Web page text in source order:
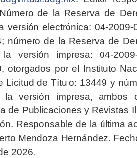
de la Reserva de
versión electrónica: 04-2009-
número de la Reserva de
versión impresa: 04-2009-
otorgados por el Instituto
Licitud de Título: 13449 y
la versión impresa, ambos
de Publicaciones y Revistas
Responsable de la última
Mendoza Hernández.
2026.